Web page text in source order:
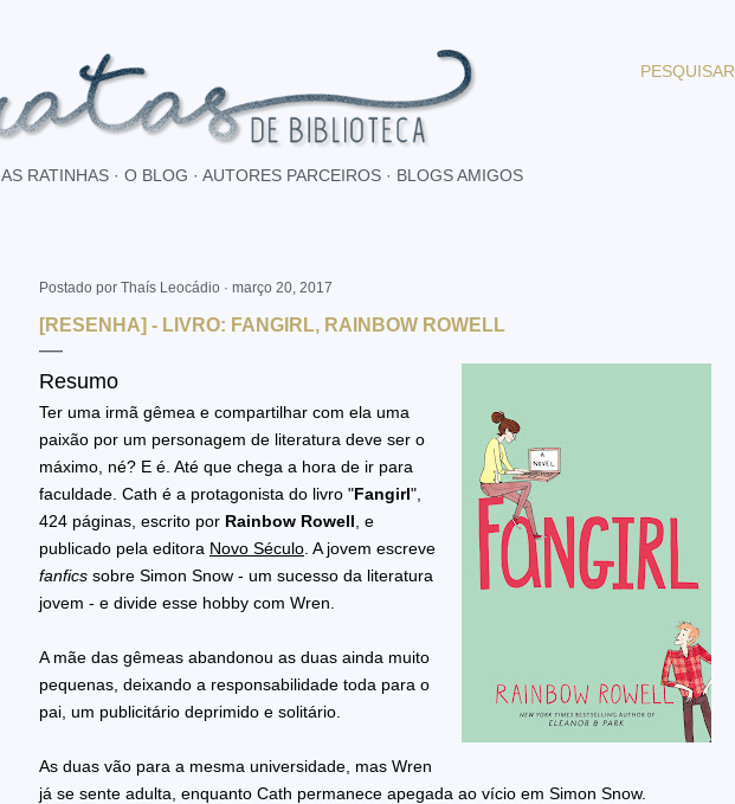
PESQUISAR
AS RATINHAS O BLOG AUTORES PARCEIROS BLOGS AMIGOS
Postado por Thaís Leocádio março 20, 2017
[RESENHA] - LIVRO: FANGIRL, RAINBOW ROWELL
Resumo
Ter uma irmã gêmea e compartilhar com ela uma
paixão por um personagem de literatura deve ser o
máximo, né? E é. Até que chega a hora de ir para
faculdade. Cath é a protagonista do livro "Fangirl",
424 páginas, escrito por Rainbow Rowell , e
publicado pela editora Novo Século . A jovem escreve
fanfics sobre Simon Snow - um sucesso da literatura
jovem - e divide esse hobby com Wren.
A mãe das gêmeas abandonou as duas ainda muito
pequenas, deixando a responsabilidade toda para o
pai, um publicitário deprimido e solitário.
As duas vão para a mesma universidade, mas Wren
já se sente adulta, enquanto Cath permanece apegada ao vício em Simon Snow.